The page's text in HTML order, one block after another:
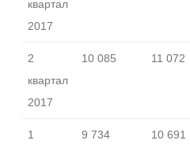
квартал
2017
2
квартал
2017
10 085 11 072
1
9 734 10 691